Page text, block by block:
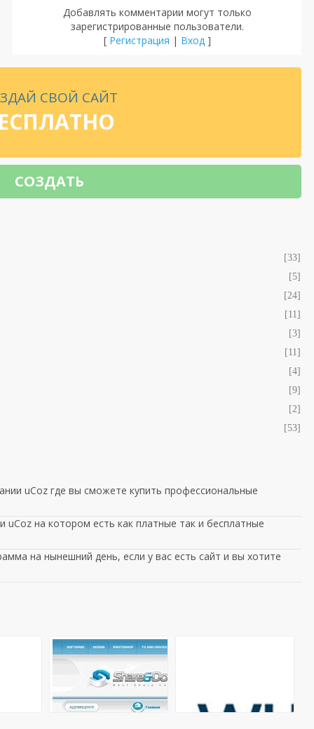
Добавлять комментарии могут только
зарегистрированные пользователи.
[ Регистрация | Вход]
СВОЙ САЙТ
СОЗДАТЬ
[33]
[5]
[24]
[11]
[3]
[11]
[4]
[9]
[2]
[53]
uCoz где вы сможете купить профессиональные
на котором есть как платные так и бесплатные
на нынешний день, если у вас есть сайт и вы хотите